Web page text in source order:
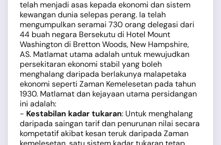
telah menjadi asas kepada ekonomi dan sistem
kewangan dunia selepas perang. Ia telah
mengumpulkan seramai 730 orang delegasi dari
44 buah negara Bersekutu di Hotel Mount
Washington di Bretton Woods, New Hampshire,
AS. Matlamat utama adalah untuk mewujudkan
persekitaran ekonomi stabil yang boleh
menghalang daripada berlakunya malapetaka
ekonomi seperti Zaman Kemelesetan pada tahun
1930. Matlamat dan kejayaan utama persidangan
ini adalah:
- Kestabilan kadar tukaran: Untuk menghalang
daripada saingan tarif dan penurunan nilai secara
kompetatif akibat kesan teruk daripada Zaman